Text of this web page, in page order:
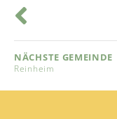
NÄCHSTE GEMEINDE
Reinheim